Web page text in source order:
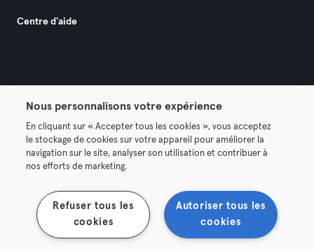
Centre d'aide
Conditions générales Politique de confidentialité
Mentions légales Résilier les contrats ici
Se rétracter ici
Nous personnalisons votre expérience
En cliquant sur « Accepter tous les cookies », vous acceptez
le stockage de cookies sur votre appareil pour améliorer la
navigation sur le site, analyser son utilisation et contribuer à
nos efforts de marketing.
Autoriser tous les
cookies
Refuser tous les
cookies